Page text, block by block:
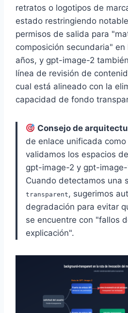
retratos o logotipos de
estado restringiendo
permisos de salida para
composición secundaria"
años, y gpt-image-2
línea de revisión de
cual está alineado con la
capacidad de fondo
Consejo de
de enlace unificada como
validamos los espacios
gpt-image-2 y gpt-
Cuando detectamos una
transparent , sugerimos
degradación para evitar
se encuentre con "fallos
explicación".